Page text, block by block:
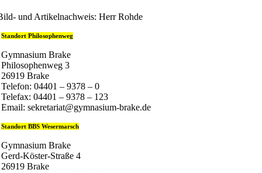
und Artikelnachweis: Herr Rohde
Standort Philosophenweg
Gymnasium Brake
Philosophenweg 3
26919 Brake
Telefon: 04401 – 9378 – 0
Telefax: 04401 – 9378 – 123
Email: sekretariat@gymnasium-brake.de
Standort BBS Wesermarsch
Gymnasium Brake
Gerd-Köster-Straße 4
26919 Brake